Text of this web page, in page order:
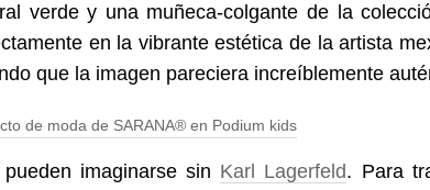
verde y una muñeca-colgante de la
en la vibrante estética de la artista
que la imagen pareciera increíblemente
imaginarse sin Karl Lagerfeld. Para